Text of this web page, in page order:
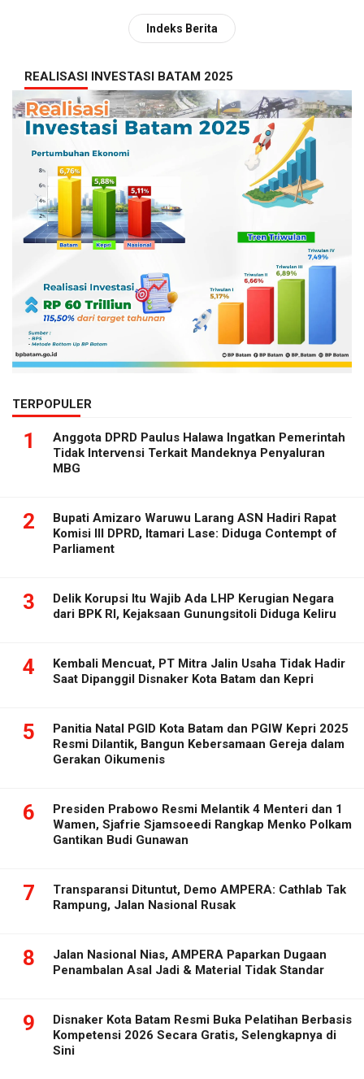
Indeks Berita
REALISASI INVESTASI BATAM 2025
TERPOPULER
1
Anggota DPRD Paulus Halawa Ingatkan Pemerintah
Tidak Intervensi Terkait Mandeknya Penyaluran
MBG
2
Bupati Amizaro Waruwu Larang ASN Hadiri Rapat
Komisi III DPRD, Itamari Lase: Diduga Contempt of
Parliament
3
Delik Korupsi Itu Wajib Ada LHP Kerugian Negara
dari BPK RI, Kejaksaan Gunungsitoli Diduga Keliru
4
Kembali Mencuat, PT Mitra Jalin Usaha Tidak Hadir
Saat Dipanggil Disnaker Kota Batam dan Kepri
5
Panitia Natal PGID Kota Batam dan PGIW Kepri 2025
Resmi Dilantik, Bangun Kebersamaan Gereja dalam
Gerakan Oikumenis
6
Presiden Prabowo Resmi Melantik 4 Menteri dan 1
Wamen, Sjafrie Sjamsoeedi Rangkap Menko Polkam
Gantikan Budi Gunawan
7
Transparansi Dituntut, Demo AMPERA: Cathlab Tak
Rampung, Jalan Nasional Rusak
8
Jalan Nasional Nias, AMPERA Paparkan Dugaan
Penambalan Asal Jadi & Material Tidak Standar
9
Disnaker Kota Batam Resmi Buka Pelatihan Berbasis
Kompetensi 2026 Secara Gratis, Selengkapnya di
Sini